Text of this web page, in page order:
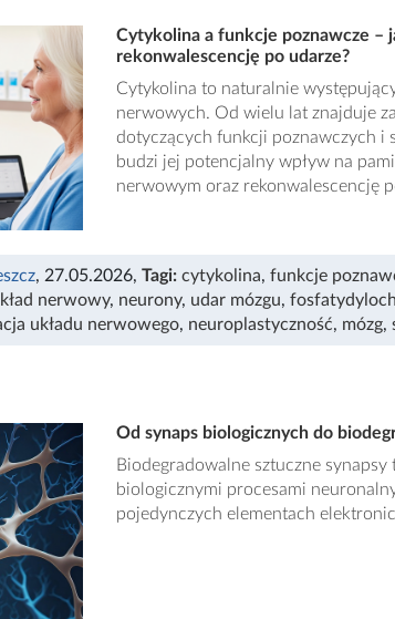
Cytykolina a funkcje poznawcze –
rekonwalescencję po udarze?
Cytykolina to naturalnie
nerwowych. Od wielu lat znajduje
dotyczących funkcji poznawczych i
budzi jej potencjalny wpływ na
nerwowym oraz rekonwalescencję
, 27.05.2026, Tagi: cytykolina, funkcje
nerwowy, neurony, udar mózgu,
układu nerwowego, neuroplastyczność, mózg,
Od synaps biologicznych do
Biodegradowalne sztuczne
biologicznymi procesami
pojedynczych elementach